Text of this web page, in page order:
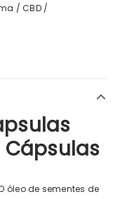
/ CBD /
óleo de sementes de